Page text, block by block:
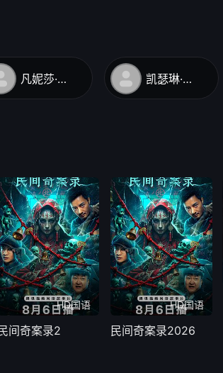
凡妮莎·柯比 凯瑟琳·沃特斯顿
HD国语
民间奇案录2
HD国语
民间奇案录2026